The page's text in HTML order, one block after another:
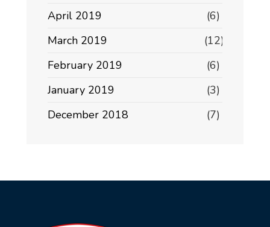
April 2019
(6)
March 2019
(12)
February 2019
(6)
January 2019
(3)
December 2018
(7)